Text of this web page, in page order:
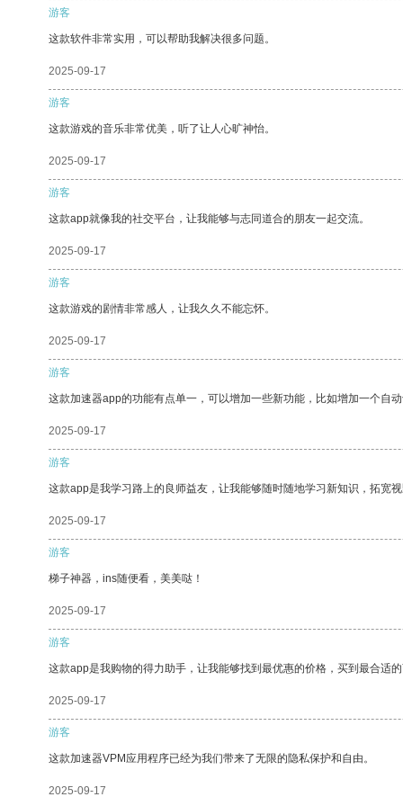
游客
这款软件非常实用，可以帮助我解决很多问题。
2025-09-17
游客
这款游戏的音乐非常优美，听了让人心旷神怡。
2025-09-17
游客
这款app就像我的社交平台，让我能够与志同道合的朋友一起交流。
2025-09-17
游客
这款游戏的剧情非常感人，让我久久不能忘怀。
2025-09-17
游客
这款加速器app的功能有点单一，可以增加一些新功能，比如增加一个自动
2025-09-17
游客
这款app是我学习路上的良师益友，让我能够随时随地学习新知识，拓宽视
2025-09-17
游客
梯子神器，ins随便看，美美哒！
2025-09-17
游客
这款app是我购物的得力助手，让我能够找到最优惠的价格，买到最合适的
2025-09-17
游客
这款加速器VPM应用程序已经为我们带来了无限的隐私保护和自由。
2025-09-17